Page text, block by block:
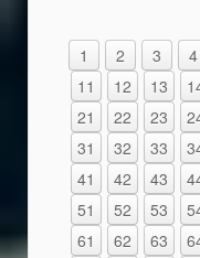
1 2 3 4
11
12 13
21
22 23
31
32 33
41
42 43
51
52 53
61
62 63